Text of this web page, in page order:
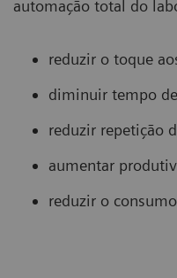
automação total do
reduzir o toque
diminuir tempo de
reduzir repetição
aumentar
reduzir o